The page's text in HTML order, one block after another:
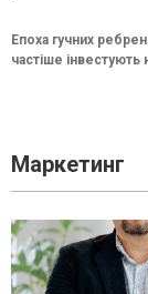
Епоха гучних
частіше інвестують
Маркетинг